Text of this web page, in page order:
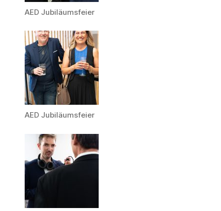
AED Jubiläumsfeier
AED Jubiläumsfeier